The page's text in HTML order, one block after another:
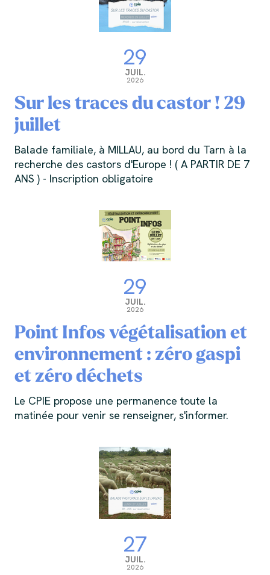
29
JUIL.
2026
Sur les traces du castor ! 29
juillet
Balade familiale, à MILLAU, au bord du Tarn à la
recherche des castors d'Europe ! ( A PARTIR DE 7
ANS ) - Inscription obligatoire
29
JUIL.
2026
Point Infos végétalisation et
environnement : zéro gaspi
et zéro déchets
Le CPIE propose une permanence toute la
matinée pour venir se renseigner, s'informer.
27
JUIL.
2026